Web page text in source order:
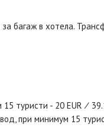
багаж в хотела.
туристи - 20 EUR ∕
при минимум 15